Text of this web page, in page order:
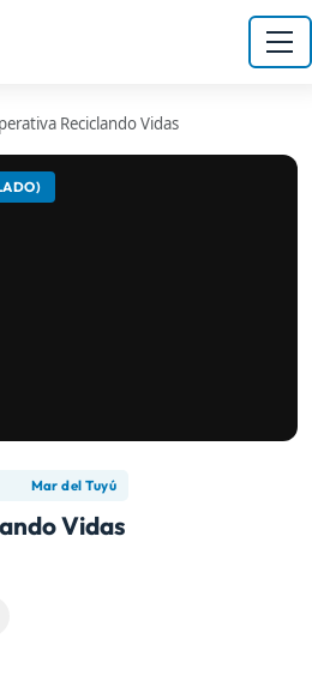
Reciclando Vidas
Mar del Tuyú
Vidas